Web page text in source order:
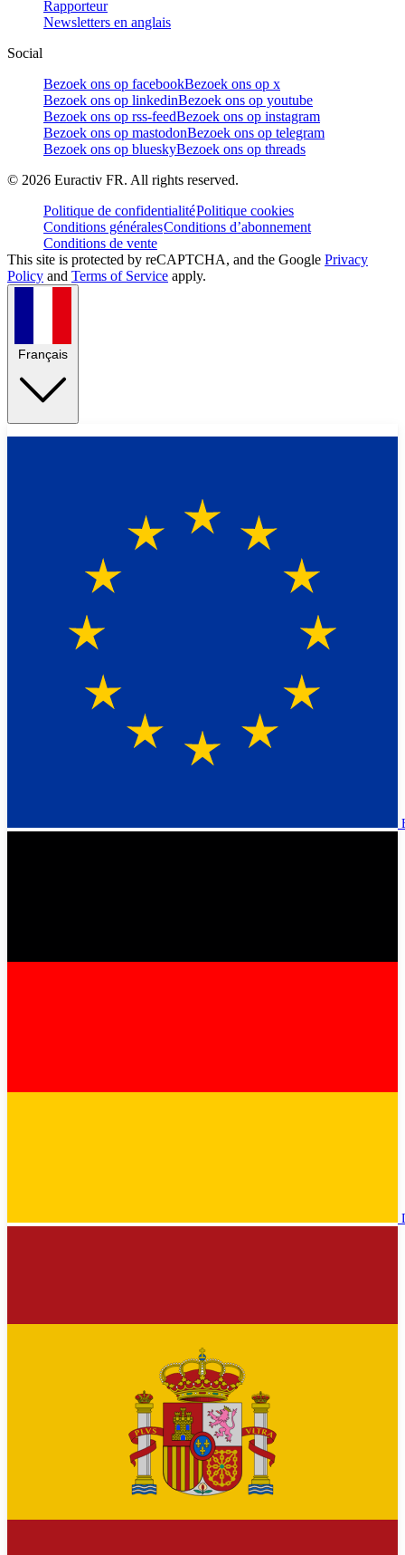
Rapporteur
Newsletters en anglais
Social
Bezoek ons op facebookBezoek ons op x
Bezoek ons op linkedinBezoek ons op youtube
Bezoek ons op rss-feedBezoek ons op instagram
Bezoek ons op mastodonBezoek ons op telegram
Bezoek ons op blueskyBezoek ons op threads
© 2026 Euractiv FR. All rights reserved.
Politique de confidentialitéPolitique cookies
Conditions généralesConditions d’abonnement
Conditions de vente
This site is protected by reCAPTCHA, and the Google Privacy
Policy and Terms of Service apply.
Français